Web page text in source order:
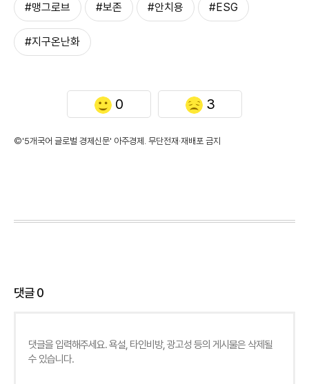
#맹그로브 #보존 #안치용 #ESG
#지구온난화
0 3
©'5개국어 글로벌 경제신문' 아주경제. 무단전재·재배포 금지
댓글0